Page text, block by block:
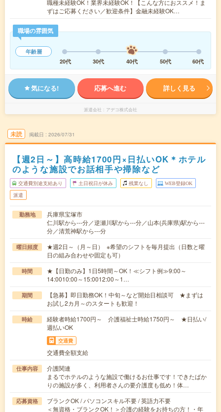
職種未経験OK！業界未経験OK！【こんな方におススメ！ま
ずはご応募ください／歓迎条件】金融未経験OK…
職場の雰囲気
年齢層
20代
30代 40代 50代 60代
気になる! 応募へ進む 詳しく見る
派遣会社 アデコ株式会社
未読 掲載日 2026/07/31
【週2日～】高時給1700円×日払いOK＊ホテル
のような施設でお話相手や掃除など
交通費別途支給あり 土日祝日が休み 残業なし WEB登録OK
派遣
勤務地
兵庫県宝塚市
仁川駅から---分／逆瀬川駅から---分／山本(兵庫県)駅から---
分／清荒神駅から---分
曜日頻度
★週2日～（月～日） ※希望のシフトを毎月提出（日数と曜
日の組み合わせや固定も可）
時間
★【日勤のみ】1日5時間～OK！≪シフト例≫9:00～
14:0010:00～15:0012:00～1…
期間
【急募】即日勤務OK！中旬～など開始日相談可 ★まずは
お試し2カ月～のスタートも歓迎！
時給
経験者時給1700円～ 介護福祉士時給1750円～ ★日払い/
週払いOK
交通費
交通費全額支給
仕事内容
介護関連
まるでホテルのような施設で働けるお仕事です！できたばか
りの施設が多く、利用者さんの要介護度も低め！体…
応募資格
ブランクOK / パソコンスキル不要 / 英語力不要
＜無資格・ブランクOK！＞介護の経験をお持ちの方！・年